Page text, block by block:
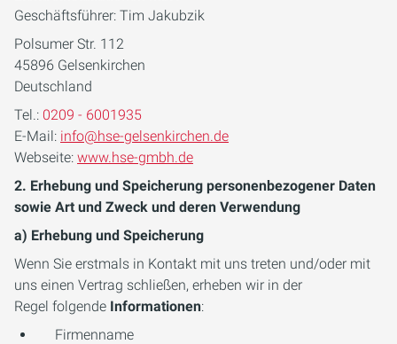
Geschäftsführer: Tim Jakubzik
Polsumer Str. 112
45896 Gelsenkirchen
Deutschland
Tel.: 0209 - 6001935
E-Mail: info@hse-gelsenkirchen.de
Webseite: www.hse-gmbh.de
2. Erhebung und Speicherung personenbezogener Daten
sowie Art und Zweck und deren Verwendung
a) Erhebung und Speicherung
Wenn Sie erstmals in Kontakt mit uns treten und/oder mit
uns einen Vertrag schließen, erheben wir in der
Regel folgende Informationen:
Firmenname